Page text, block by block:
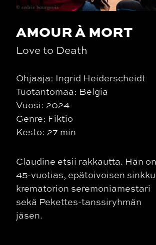
AMOUR À MORT
Love to Death
Ohjaaja: Ingrid Heiderscheidt
Tuotantomaa: Belgia
Vuosi: 2024
Genre: Fiktio
Kesto: 27 min
Claudine etsii rakkautta. Hän on
45-vuotias, epätoivoisen
krematorion seremoniamestari
sekä Pekettes-tanssiryhmän
jäsen.